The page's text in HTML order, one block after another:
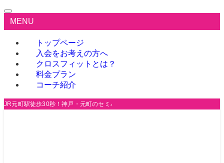
MENU
トップページ
入会をお考えの方へ
クロスフィットとは？
料金プラン
コーチ紹介
JR元町駅徒歩30秒！神戸・元町のセミパーソナルジム